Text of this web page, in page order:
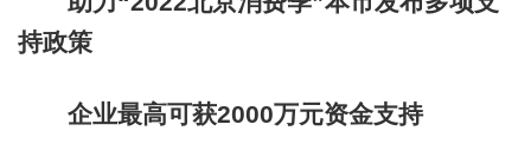
持政策
企业最高可获2000万元资金支持